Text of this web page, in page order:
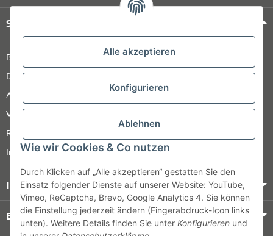
Alle akzeptieren
Konfigurieren
Ablehnen
Wie wir Cookies & Co nutzen
Durch Klicken auf „Alle akzeptieren“ gestatten Sie den
Einsatz folgender Dienste auf unserer Website: YouTube,
Vimeo, ReCaptcha, Brevo, Google Analytics 4. Sie können
die Einstellung jederzeit ändern (Fingerabdruck-Icon links
unten). Weitere Details finden Sie unter Konfigurieren und
Shop Service
Barrierefreiheitserklärung
Datenschutz
AGB
Versandinformationen
Retour
Impressum
Informationen
Bezahlung & Versand